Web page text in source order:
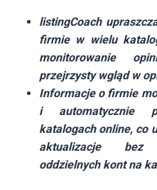
listingCoach
firmie w wielu
monitorowanie
przejrzysty wgląd w
Informacje o firmie
i automatycznie
katalogach online, co
aktualizacje bez
oddzielnych kont na